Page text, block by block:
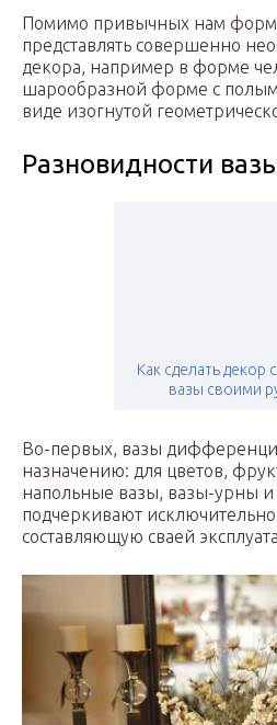
Помимо привычных нам форм,
представлять совершенно
декора, например в форме
шарообразной форме с
виде изогнутой
Разновидности
Как сделать декор
вазы своими
Во-первых, вазы
назначению: для цветов,
напольные вазы, вазы-урны
подчеркивают
составляющую сваей